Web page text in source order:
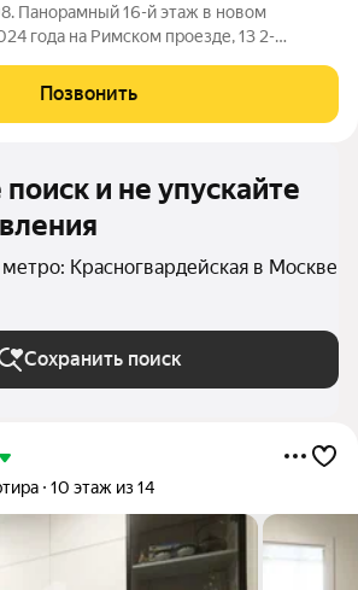
Панорамный 16-й этаж в новом
года на Римском проезде, 13 2-
простора. Окна выходят на
широкие виды
Позвонить
и не упускайте
Красногвардейская в Москве
Сохранить поиск
10 этаж из 14